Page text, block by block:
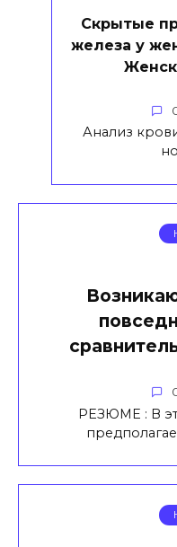
Скрытые
железа у
Анализ
РЕЗЮМЕ : В